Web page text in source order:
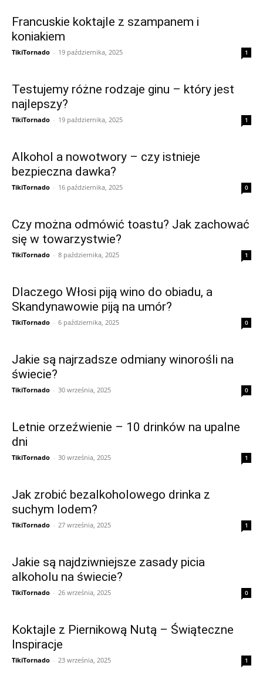
Francuskie koktajle z szampanem i
koniakiem
TikiTornado - 19 października, 2025 1
Testujemy różne rodzaje ginu – który jest
najlepszy?
TikiTornado - 19 października, 2025 1
Alkohol a nowotwory – czy istnieje
bezpieczna dawka?
TikiTornado - 16 października, 2025 0
Czy można odmówić toastu? Jak zachować
się w towarzystwie?
TikiTornado - 8 października, 2025 1
Dlaczego Włosi piją wino do obiadu, a
Skandynawowie piją na umór?
TikiTornado - 6 października, 2025 0
Jakie są najrzadsze odmiany winorośli na
świecie?
TikiTornado - 30 września, 2025 0
Letnie orzeźwienie – 10 drinków na upalne
dni
TikiTornado - 30 września, 2025 1
Jak zrobić bezalkoholowego drinka z
suchym lodem?
TikiTornado - 27 września, 2025 1
Jakie są najdziwniejsze zasady picia
alkoholu na świecie?
TikiTornado - 26 września, 2025 0
Koktajle z Piernikową Nutą – Świąteczne
Inspiracje
TikiTornado - 23 września, 2025 1